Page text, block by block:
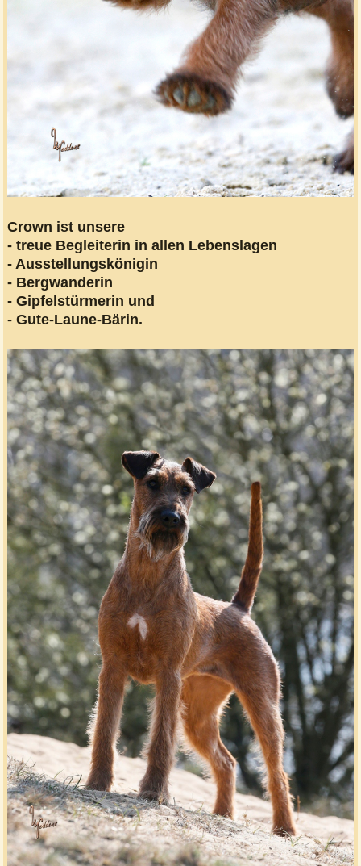
Crown ist unsere
- treue Begleiterin in allen Lebenslagen
- Ausstellungskönigin
- Bergwanderin
- Gipfelstürmerin und
- Gute-Laune-Bärin.